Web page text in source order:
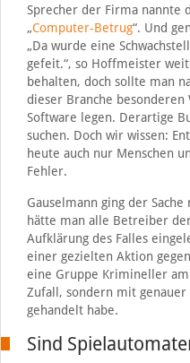
Sprecher der Firma nannte
„Computer-Betrug“. Und
„Da wurde eine
gefeit.“, so Hoffmeister
behalten, doch sollte man
dieser Branche
Software legen. Derartige
suchen. Doch wir wissen:
heute auch nur Menschen
Fehler.
Gauselmann ging der
hätte man alle Betreiber
Aufklärung des Falles
einer gezielten Aktion
eine Gruppe Krimineller
Zufall, sondern mit genauer
gehandelt habe.
Sind